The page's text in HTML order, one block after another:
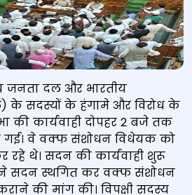
जनता दल और भारतीय
के सदस्यों के हंगामे और विरोध के
की कार्यवाही दोपहर 2 बजे तक
गई। वे वक्फ संशोधन विधेयक को
रहे थे। सदन की कार्यवाही शुरू
ने सदन स्थगित कर वक्फ संशोधन
की मांग की। विपक्षी सदस्य